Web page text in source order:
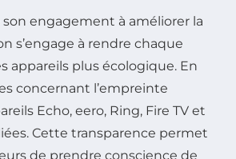
son engagement à améliorer la
s’engage à rendre chaque
appareils plus écologique. En
concernant l’empreinte
Echo, eero, Ring, Fire TV et
Cette transparence permet
de prendre conscience de